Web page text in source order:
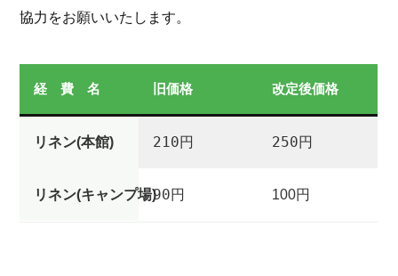
協力をお願いいたします。
経 費 名 旧価格 改定後価格
リネン(本館) 210円 250円
リネン(キャンプ場)90円 100円